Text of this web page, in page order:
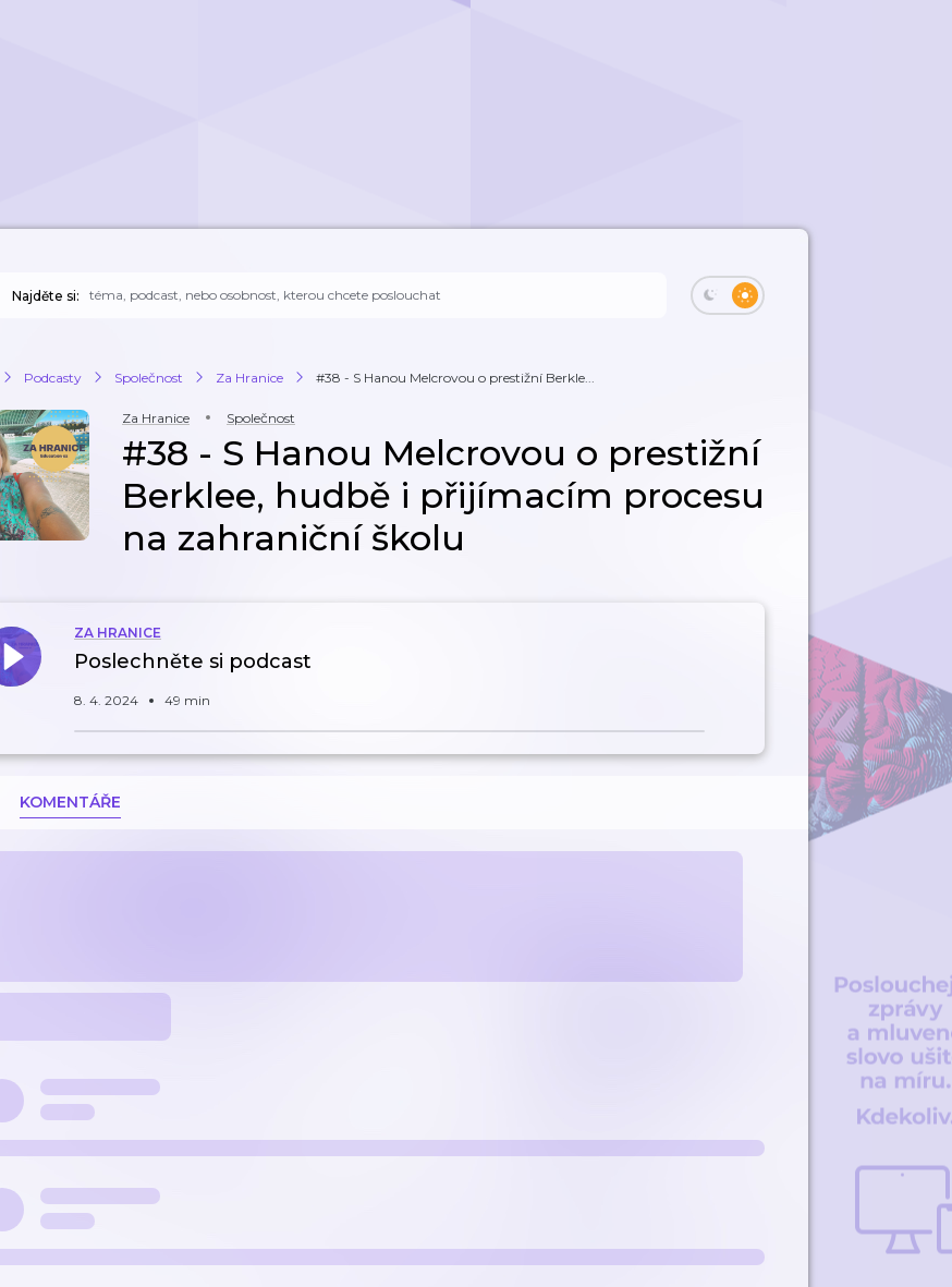
Najděte si:
Podcasty Společnost Za Hranice #38 - S Hanou Melcrovou o prestižní Berkle...
Za Hranice Společnost
#38 - S Hanou Melcrovou o prestižní
Berklee, hudbě i přijímacím procesu
na zahraniční školu
ZA HRANICE
Poslechněte si podcast
8. 4. 2024 49 min
KOMENTÁŘE